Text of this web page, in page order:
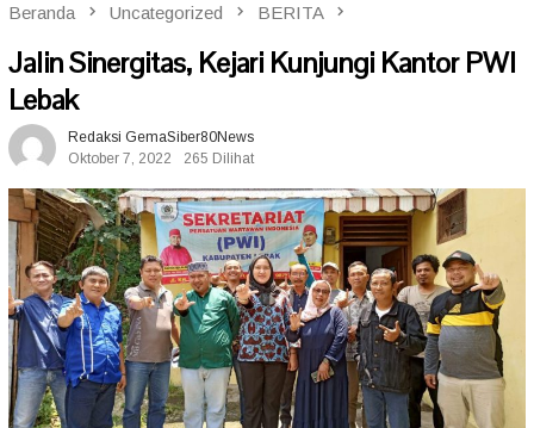
Beranda Uncategorized BERITA
Jalin Sinergitas, Kejari Kunjungi Kantor PWI
Lebak
Redaksi GemaSiber80News
Oktober 7, 2022
265 Dilihat